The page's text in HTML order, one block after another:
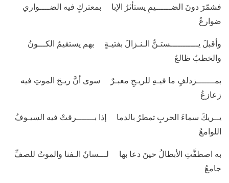
فشمّرَ دونَ الضــــــيمِ يستأثرُ الإبا بمعتركٍ فيه الضــــواري
ضوارعُ
وأقبلَ يـــــــــــستـنُّ الـنـزالَ بفتيـةٍ بهم يستقيمُ الكـــونُ
والخطبُ ظالعُ
بمـــــــزدلفٍ ما فيـهِ للريـحِ معبـرٌ سوى أنَّ ريـحَ الموتِ فيه
زعازعُ
يــريكَ سماءَ الحربِ تمطرُ بالدما إذا بـــــــرقتْ فيه السيـوفُ
اللوامعُ
به اصطفَّتِ الأبطالُ حينَ دعا بها لـــسانُ الـفنا والموتُ للصفِّ
جامعُ